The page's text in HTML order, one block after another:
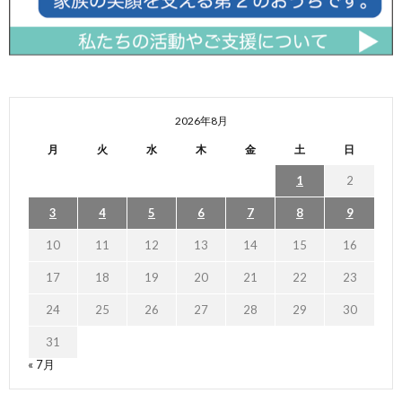
2026年8月
月 火 水 木 金 土 日
1 2
3 4 5 6 7 8 9
10 11 12 13 14 15 16
17 18 19 20 21 22 23
24 25 26 27 28 29 30
31
« 7月